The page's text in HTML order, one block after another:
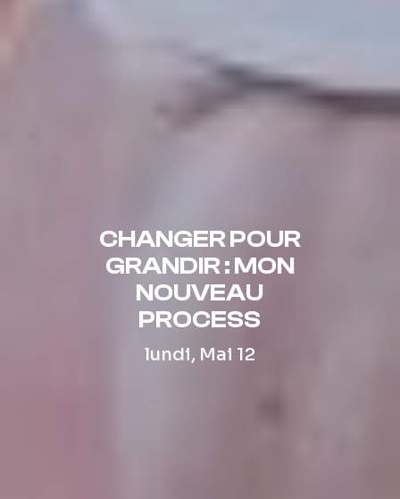
CHANGER POUR
GRANDIR : MON
NOUVEAU
PROCESS
lundi, Mai 12